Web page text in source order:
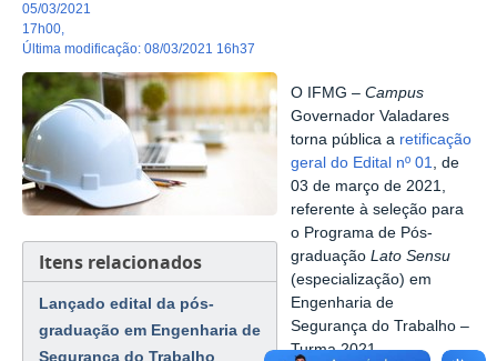
05/03/2021
17h00
última modificação: 08/03/2021 16h37
Itens relacionados
Lançado edital da pós-
graduação em Engenharia de
Segurança do Trabalho
O IFMG –Campus
Governador Valadares
torna pública a retificação
geral do Edital nº 01, de
03 de março de 2021,
referente à seleção para
o Programa de Pós-
graduaçãoLato Sensu
(especialização) em
Engenharia de
Segurança do Trabalho –
Turma 2021.